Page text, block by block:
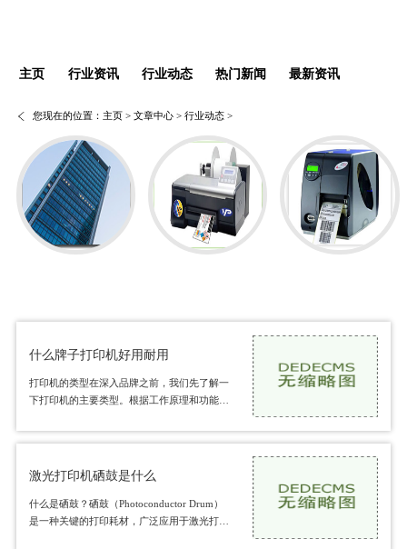
主页 行业资讯 行业动态 热门新闻 最新资讯
您现在的位置：主页 >文章中心 >行业动态 >
什么牌子打印机好用耐用
打印机的类型在深入品牌之前，我们先了解一
下打印机的主要类型。根据工作原理和功能，
印照片和高质量彩色文档，价格相对较低，但
激光打印机硒鼓是什么
什么是硒鼓？硒鼓（Photoconductor Drum）
是一种关键的打印耗材，广泛应用于激光打印